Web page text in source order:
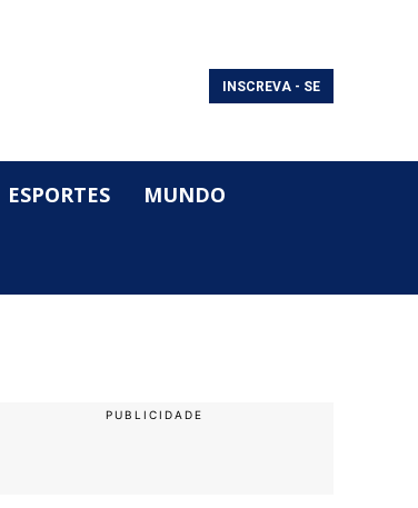
INSCREVA - SE
ESPORTES MUNDO